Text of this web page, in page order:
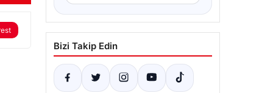
Bizi Takip Edin